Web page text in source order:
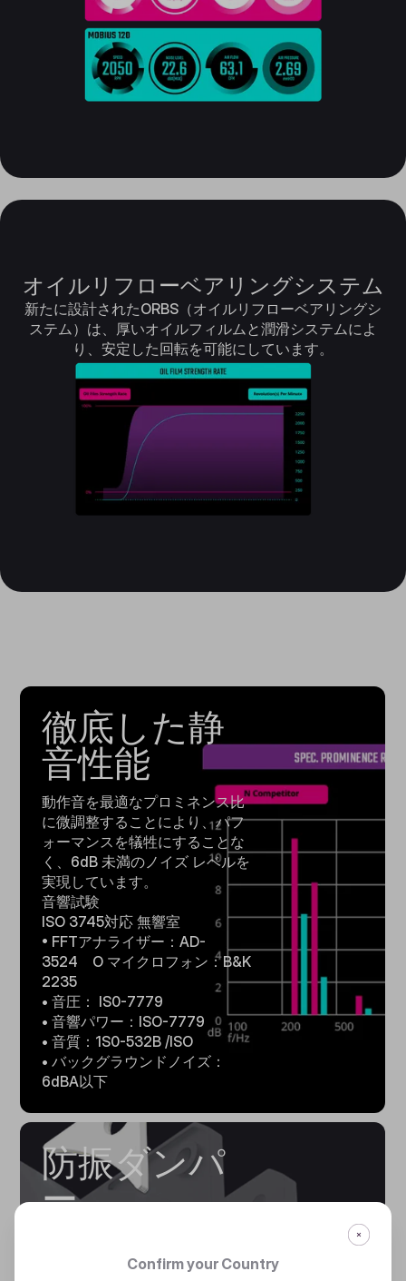
オイルリフローベアリングシステム
新たに設計されたORBS（オイルリフローベアリングシ
ステム）は、厚いオイルフィルムと潤滑システムによ
り、安定した回転を可能にしています。
防振ダンパ
ー
ケースに取付けた際のガタつき
徹底した静
音性能
動作音を最適なプロミネンス比
に微調整することにより、パフ
ォーマンスを犠牲にすることな
く、6dB 未満のノイズ レベルを
実現しています。
音響試験
ISO 3745対応 無響室
• FFTアナライザー：AD-
3524 O マイクロフォン：B&K
2235
• 音圧： IS0-7779
• 音響パワー：ISO-7779
• 音質：1S0-532B /ISO
• バックグラウンドノイズ：
6dBA以下
Confirm your Country